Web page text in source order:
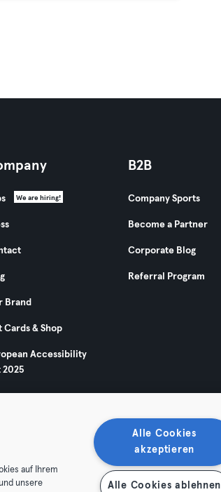
We are hiring!
Brand
Cards & Shop
Accessibility
2025
B2B
Company Sports
Become a Partner
Corporate Blog
Referral Program
auf Ihrem
unsere
Alle Cookies
akzeptieren
Alle Cookies ablehnen